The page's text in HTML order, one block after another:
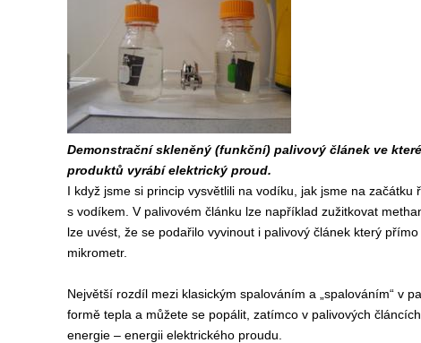
Demonstrační skleněný (funkční) palivový článek ve
produktů vyrábí elektrický proud.
I když jsme si princip vysvětlili na vodíku, jak jsme na
s vodíkem. V palivovém článku lze například zužitkovat
lze uvést, že se podařilo vyvinout i palivový článek který
mikrometr.
Největší rozdíl mezi klasickým spalováním a „spalováním“ v
formě tepla a můžete se popálit, zatímco v palivových
energie – energii elektrického proudu.